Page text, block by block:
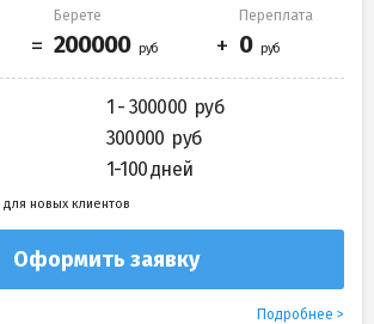
Берете Переплата
1 - 300000
300000
1-100 дней
новых клиентов
Оформить заявку
Подробнее